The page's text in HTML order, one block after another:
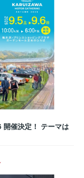
開催決定！ テーマは